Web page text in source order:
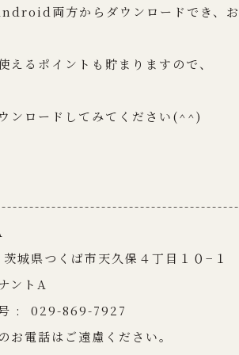
両方からダウンロードでき、お
えるポイントも貯まりますので、
ンロードしてみてください(^^)
茨城県つくば市天久保４丁目１０−１
ントA
: 029-869-7927
お電話はご遠慮ください。